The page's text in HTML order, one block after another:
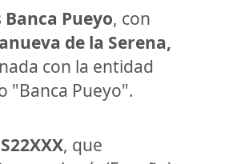
Banca Pueyo, con
de la Serena,
con la entidad
"Banca Pueyo".
, que